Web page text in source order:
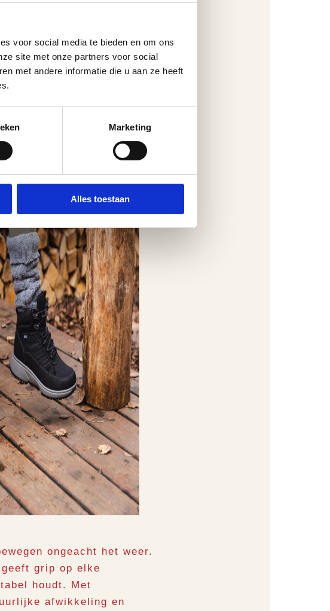
voor social media te bieden en om ons
site met onze partners voor social
met andere informatie die u aan ze heeft
Marketing
Alles toestaan
ongeacht het weer.
grip op elke
houdt. Met
afwikkeling en